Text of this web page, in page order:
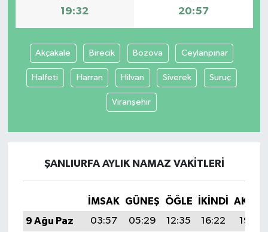
19:32 20:57
Akçakale Birecik Bozova Ceylanpınar
Halfeti Harran Hilvan Siverek Suruç
Viranşehir
ŞANLIURFA AYLIK NAMAZ VAKITLERI
İMSAK GÜNEŞ ÖĞLE İKINDI
9 Ağu Paz
03:57 05:29 12:35 16:22
19:32